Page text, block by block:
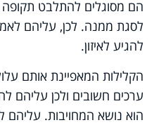
הם מסוגלים להתלבט תקופה
לסגת ממנה. לכן, עליהם
להגיע לאיזון.
הקלילות המאפיינת אותם
ערכים חשובים ולכן עליהם
הוא נושא המחויבות. עליהם